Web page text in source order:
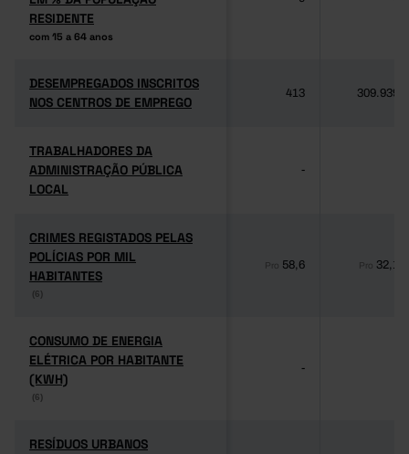
RESIDENTE
com 15 a 64 anos
RESIDENTE
com 15 a 64 anos
DESEMPREGADOS INSCRITOS
NOS CENTROS DE EMPREGO
DESEMPREGADOS INSCRITOS
NOS CENTROS DE EMPREGO
413 309.939
TRABALHADORES DA
ADMINISTRAÇÃO PÚBLICA
LOCAL
TRABALHADORES DA
ADMINISTRAÇÃO PÚBLICA
LOCAL
-
CRIMES REGISTADOS PELAS
POLÍCIAS POR MIL
HABITANTES
(6)
CRIMES REGISTADOS PELAS
POLÍCIAS POR MIL
HABITANTES
(6)
Pro 58,6 Pro 32,1
CONSUMO DE ENERGIA
ELÉTRICA POR HABITANTE
(KWH)
(6)
CONSUMO DE ENERGIA
ELÉTRICA POR HABITANTE
(KWH)
(6)
-
RESÍDUOS URBANOS
RESÍDUOS URBANOS